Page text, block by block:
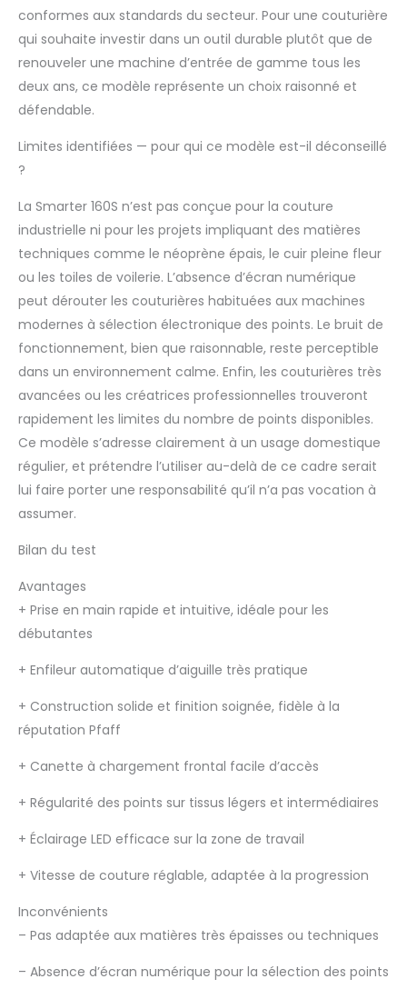
conformes aux standards du secteur. Pour une couturière
qui souhaite investir dans un outil durable plutôt que de
renouveler une machine d’entrée de gamme tous les
deux ans, ce modèle représente un choix raisonné et
défendable.
Limites identifiées — pour qui ce modèle est-il déconseillé
?
La Smarter 160S n’est pas conçue pour la couture
industrielle ni pour les projets impliquant des matières
techniques comme le néoprène épais, le cuir pleine fleur
ou les toiles de voilerie. L’absence d’écran numérique
peut dérouter les couturières habituées aux machines
modernes à sélection électronique des points. Le bruit de
fonctionnement, bien que raisonnable, reste perceptible
dans un environnement calme. Enfin, les couturières très
avancées ou les créatrices professionnelles trouveront
rapidement les limites du nombre de points disponibles.
Ce modèle s’adresse clairement à un usage domestique
régulier, et prétendre l’utiliser au-delà de ce cadre serait
lui faire porter une responsabilité qu’il n’a pas vocation à
assumer.
Bilan du test
Avantages
+ Prise en main rapide et intuitive, idéale pour les
débutantes
+ Enfileur automatique d’aiguille très pratique
+ Construction solide et finition soignée, fidèle à la
réputation Pfaff
+ Canette à chargement frontal facile d’accès
+ Régularité des points sur tissus légers et intermédiaires
+ Éclairage LED efficace sur la zone de travail
+ Vitesse de couture réglable, adaptée à la progression
Inconvénients
– Pas adaptée aux matières très épaisses ou techniques
– Absence d’écran numérique pour la sélection des points